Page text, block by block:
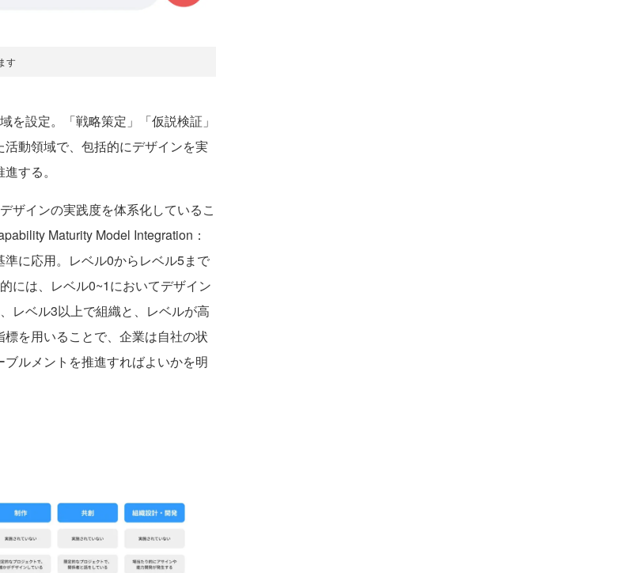
す
設定。「戦略策定」「仮説検証」
活動領域で、包括的にデザインを実
する。
ザインの実践度を体系化しているこ
Maturity Model Integration：
に応用。レベル0からレベル5まで
には、レベル0~1においてデザイン
レベル3以上で組織と、レベルが高
を用いることで、企業は自社の状
ルメントを推進すればよいかを明